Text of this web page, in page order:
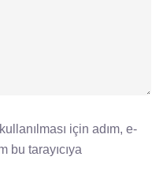
için adım, e-
bu tarayıcıya